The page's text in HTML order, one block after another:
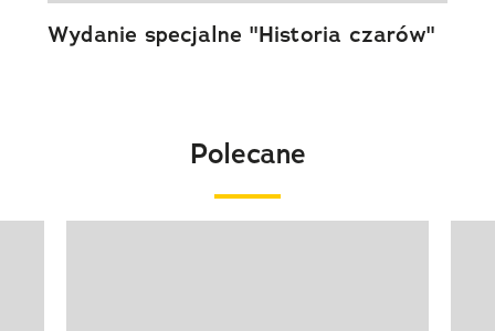
Wydanie specjalne "Historia czarów"
Polecane